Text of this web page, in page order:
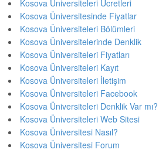
Kosova Üniversiteleri Ücretleri
Kosova Üniversitesinde Fiyatlar
Kosova Üniversiteleri Bölümleri
Kosova Üniversitelerinde Denklik
Kosova Üniversiteleri Fiyatları
Kosova Üniversiteleri Kayıt
Kosova Üniversiteleri İletişim
Kosova Üniversiteleri Facebook
Kosova Üniversiteleri Denklik Var mı?
Kosova Üniversiteleri Web Sitesi
Kosova Üniversitesi Nasıl?
Kosova Üniversitesi Forum